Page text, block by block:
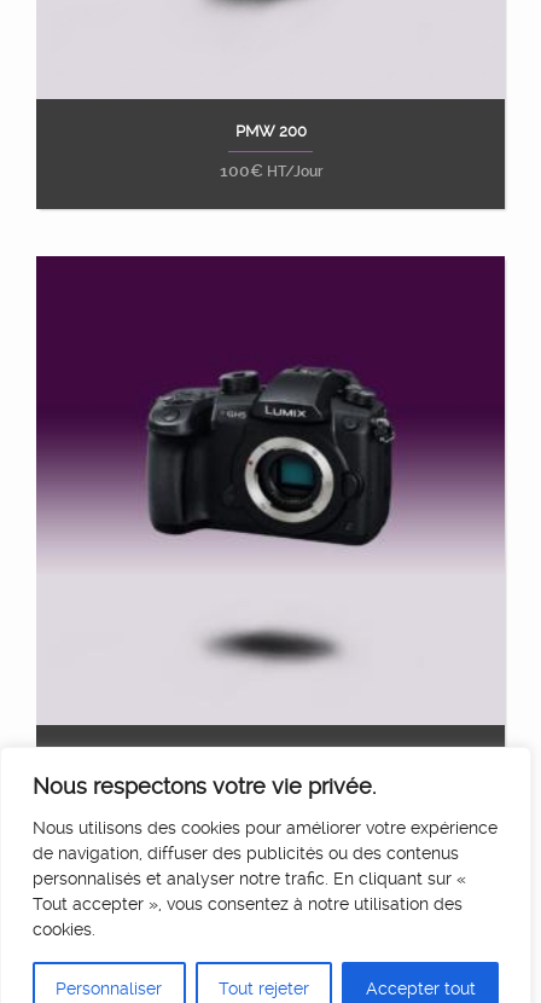
Nous respectons votre vie privée.
Nous utilisons des cookies pour améliorer votre expérience
de navigation, diffuser des publicités ou des contenus
personnalisés et analyser notre trafic. En cliquant sur «
Tout accepter », vous consentez à notre utilisation des
cookies.
Personnaliser Tout rejeter Accepter tout
Ajouter au panier
PMW 200
100€ HT/Jour
50€ HT/Jour